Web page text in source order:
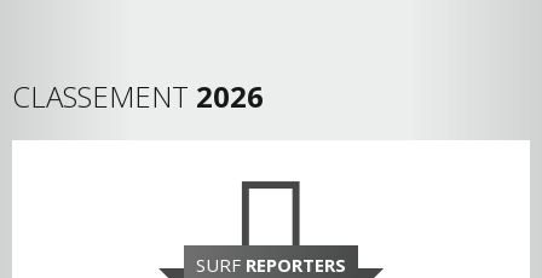
CLASSEMENT 2026
SURF REPORTERS